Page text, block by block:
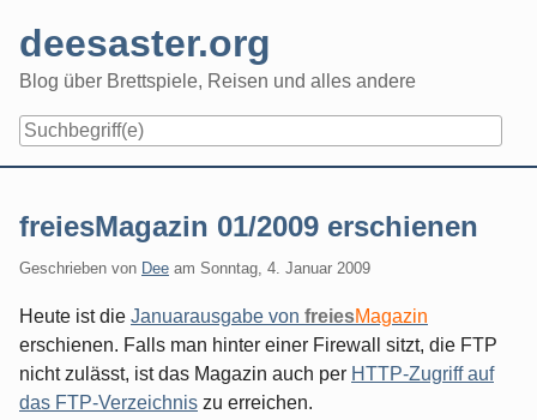
content
deesaster.org
Blog über Brettspiele, Reisen und alles andere
freiesMagazin 01/2009 erschienen
Geschrieben von Dee am Sonntag, 4. Januar 2009
Heute ist die Januarausgabe von freiesMagazin
erschienen. Falls man hinter einer Firewall sitzt, die FTP
nicht zulässt, ist das Magazin auch per HTTP-Zugriff auf
das FTP-Verzeichnis zu erreichen.